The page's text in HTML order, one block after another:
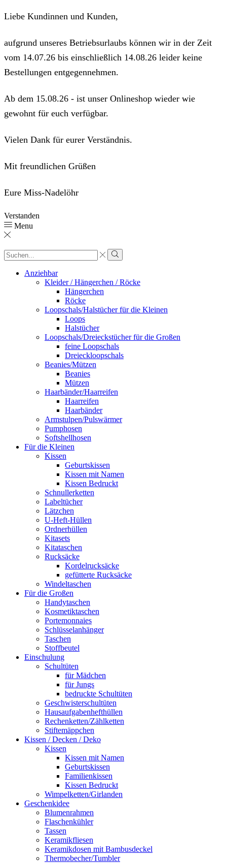
Liebe Kundinnen und Kunden,
aufgrund unseres Betriebsurlaubs können wir in der Zeit
vom 14.07.26 bis einschließlich 14.08.26 leider keine
Bestellungen entgegennehmen.
Ab dem 15.08.26 - ist unser Onlineshop wieder wie
gewohnt für euch verfügbar.
Vielen Dank für eurer Verständnis.
Mit freundlichen Grüßen
Eure Miss-Nadelöhr
Verstanden
Menu
Sucheingabe
Suche
Anziehbar
Kleider / Hängerchen / Röcke
Hängerchen
Röcke
Loopschals/Halstücher für die Kleinen
Loops
Halstücher
Loopschals/Dreieckstücher für die Großen
feine Loopschals
Dreieckloopschals
Beanies/Mützen
Beanies
Mützen
Haarbänder/Haarreifen
Haarreifen
Haarbänder
Armstulpen/Pulswärmer
Pumphosen
Softshellhosen
Für die Kleinen
Kissen
Geburtskissen
Kissen mit Namen
Kissen Bedruckt
Schnullerketten
Labeltücher
Lätzchen
U-Heft-Hüllen
Ordnerhüllen
Kitasets
Kitataschen
Rucksäcke
Kordelrucksäcke
gefütterte Rucksäcke
Windeltaschen
Für die Großen
Handytaschen
Kosmetiktaschen
Portemonnaies
Schlüsselanhänger
Taschen
Stoffbeutel
Einschulung
Schultüten
für Mädchen
für Jungs
bedruckte Schultüten
Geschwisterschultüten
Hausaufgabenhefthüllen
Rechenketten/Zählketten
Stiftemäppchen
Kissen / Decken / Deko
Kissen
Kissen mit Namen
Geburtskissen
Familienkissen
Kissen Bedruckt
Wimpelketten/Girlanden
Geschenkidee
Blumenrahmen
Flaschenkühler
Tassen
Keramikfliesen
Keramikdosen mit Bambusdeckel
Thermobecher/Tumbler